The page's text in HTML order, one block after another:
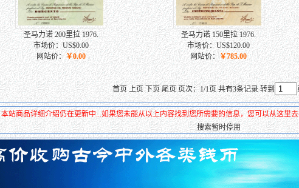
圣马力诺 200里拉 1976.
市场价：US$0.00
网站价：￥0.00
圣马力诺 150里拉 1976.
市场价：US$120.00
网站价：￥785.00
首页 上页 下页 尾页 页次：1/1页 共有3条记录 转到
本站商品详细介绍仍在更新中...如果您未能从以上内容找到您所需要的信息，您可以从这里
搜索暂时停用